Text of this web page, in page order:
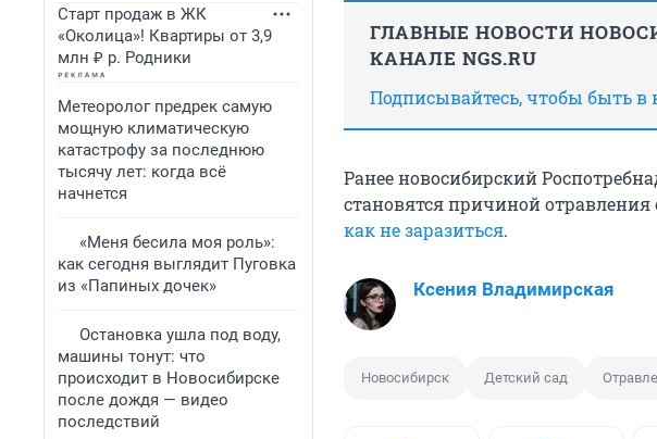
Старт продаж в ЖК
«Околица»! Квартиры от 3,9
млн ₽ р. Родники
Метеоролог предрек самую
мощную климатическую
катастрофу за последнюю
тысячу лет: когда всё
начнется
«Меня бесила моя роль»:
как сегодня выглядит Пуговка
из «Папиных дочек»
Остановка ушла под воду,
машины тонут: что
происходит в Новосибирске
после дождя — видео
последствий
ГЛАВНЫЕ НОВОСТИ
КАНАЛЕ NGS.RU
Подписывайтесь, чтобы быть в
Ранее новосибирский
становятся причиной
как не заразиться.
Ксения Владимирская
Новосибирск Детский сад